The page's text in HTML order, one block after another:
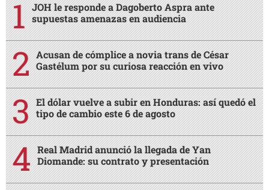
JOH le responde a Dagoberto Aspra ante
supuestas amenazas en audiencia
Acusan de cómplice a novia trans de César
Gastélum por su curiosa reacción en vivo
El dólar vuelve a subir en Honduras: así quedó el
tipo de cambio este 6 de agosto
Real Madrid anunció la llegada de Yan
Diomande: su contrato y presentación